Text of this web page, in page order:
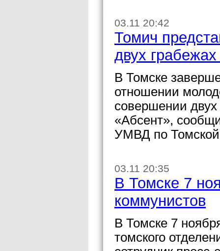
03.11 20:42
Томич
двух
В Томске
отношении
совершении двух
«Абсент»,
УМВД по Томской
03.11 20:35
В Томске 7
коммунистов
В Томске 7
томского